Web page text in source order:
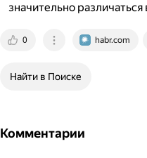
значительно
0 habr.com
Найти в Поиске
Комментарии